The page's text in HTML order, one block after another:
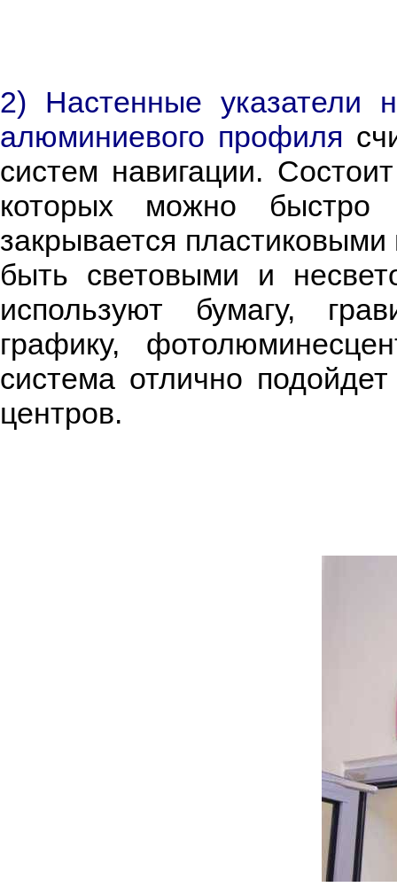
2) Настенные указатели
алюминиевого профиля
систем навигации.
которых можно
закрывается
быть световыми и
используют бумагу,
графику,
система отлично
центров.